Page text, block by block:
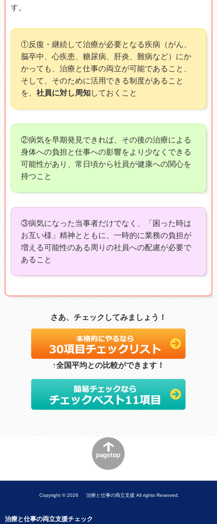
す。
①反復・継続して治療が必要となる疾病（がん、
脳卒中、心疾患、糖尿病、肝炎、難病など）にか
かっても、治療と仕事の両立が可能であること、
そして、そのために活用できる制度があること
を、 社員に対し周知しておくこと
②病気を早期発見できれば、その後の治療による
身体への負担と仕事への影響をより少なくできる
可能性があり、常日頃から社員が健康への関心を
持つこと
③病気になった当事者だけでなく、「困った時は
お互い様」精神とともに、一時的に業務の負担が
増える可能性のある周りの社員への配慮が必要で
あること
さあ、チェックしてみましょう！
↑全国平均との比較ができます！
Copyright ©2026 治療と仕事の両立支援 All rights Reserved.
治療と仕事の両立支援チェック